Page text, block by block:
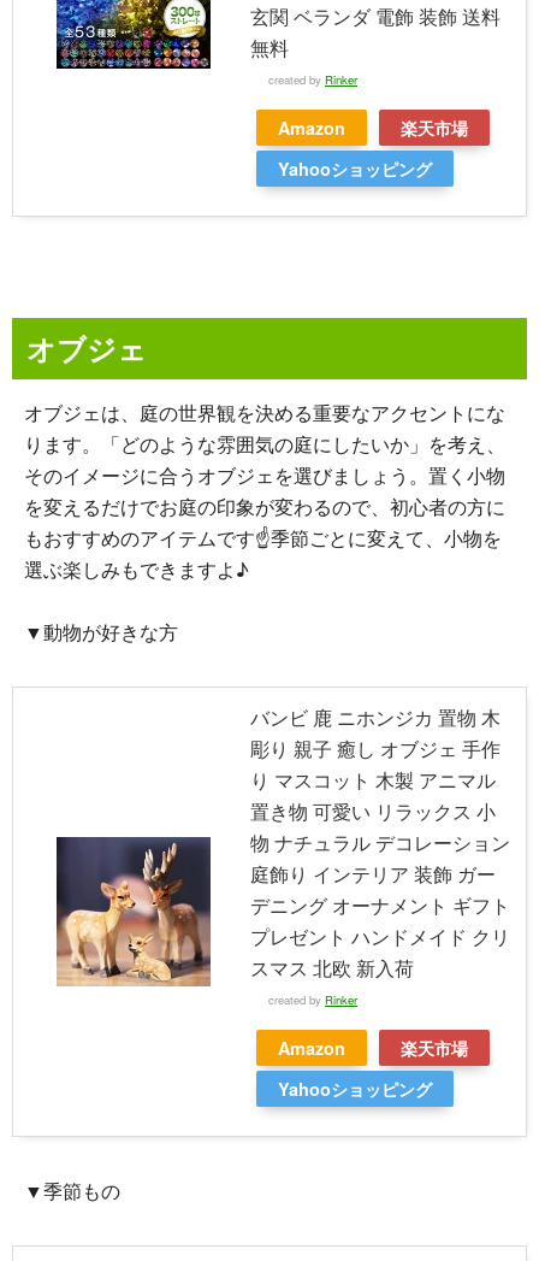
玄関 ベランダ 電飾 装飾 送料
無料
created by Rinker
Amazon
楽天市場
Yahooショッピング
オブジェ
オブジェは、庭の世界観を決める重要なアクセントにな
ります。「どのような雰囲気の庭にしたいか」を考え、
そのイメージに合うオブジェを選びましょう。置く小物
を変えるだけでお庭の印象が変わるので、初心者の方に
もおすすめのアイテムです☝️季節ごとに変えて、小物を
選ぶ楽しみもできますよ♪
▼動物が好きな方
バンビ 鹿 ニホンジカ 置物 木
彫り 親子 癒し オブジェ 手作
り マスコット 木製 アニマル
置き物 可愛い リラックス 小
物 ナチュラル デコレーション
庭飾り インテリア 装飾 ガー
デニング オーナメント ギフト
プレゼント ハンドメイド クリ
スマス 北欧 新入荷
created by Rinker
Amazon
楽天市場
Yahooショッピング
▼季節もの